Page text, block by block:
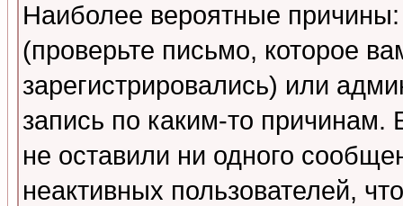
Наиболее вероятные
(проверьте письмо, которое
зарегистрировались) или
запись по каким-то
не оставили ни одного
неактивных пользователей,